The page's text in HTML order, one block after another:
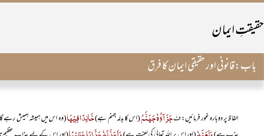
حقیقتِ ایمان
باب:قانونی اور حقیقی ایمان کا فرق
الفاظ پر دوبارہ غور فرمائیں:فَجَزَآؤُہٗ جَہَنَّمُ(اس کا بدلہ جہنم ہے)خَالِدًا فِیْہَا(وہ اس میں ہمیشہ ہمیش رہے